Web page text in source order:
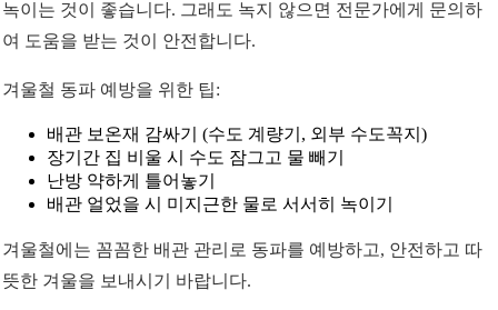
녹이는 것이 좋습니다. 그래도 녹지 않으면 전문가에게 문의하
여 도움을 받는 것이 안전합니다.
겨울철 동파 예방을 위한 팁:
배관 보온재 감싸기 (수도 계량기, 외부 수도꼭지)
장기간 집 비울 시 수도 잠그고 물 빼기
난방 약하게 틀어놓기
배관 얼었을 시 미지근한 물로 서서히 녹이기
겨울철에는 꼼꼼한 배관 관리로 동파를 예방하고, 안전하고 따
뜻한 겨울을 보내시기 바랍니다.